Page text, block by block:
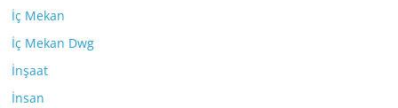
İç Mekan
İç Mekan Dwg
İnşaat
İnsan